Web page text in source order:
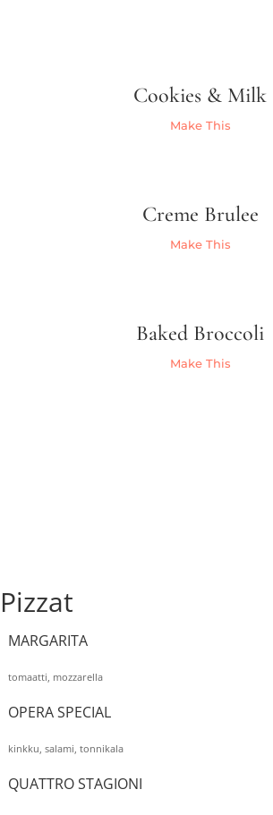
Cookies & Milk
Make This
Creme Brulee
Make This
Baked Broccoli
Make This
Pizzat
MARGARITA
tomaatti, mozzarella
OPERA SPECIAL
kinkku, salami, tonnikala
QUATTRO STAGIONI